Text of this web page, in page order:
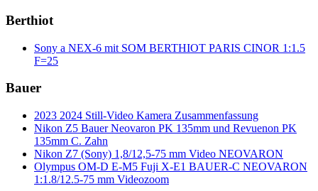
Berthiot
Sony a NEX-6 mit SOM BERTHIOT PARIS CINOR 1:1.5
F=25
Bauer
2023 2024 Still-Video Kamera Zusammenfassung
Nikon Z5 Bauer Neovaron PK 135mm und Revuenon PK
135mm C. Zahn
Nikon Z7 (Sony) 1,8/12,5-75 mm Video NEOVARON
Olympus OM-D E-M5 Fuji X-E1 BAUER-C NEOVARON
1:1.8/12.5-75 mm Videozoom